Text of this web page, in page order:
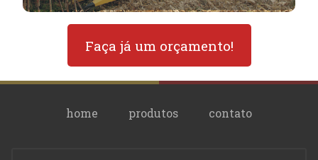
Faça já um orçamento!
home produtos contato